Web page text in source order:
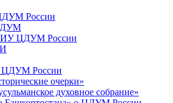
России
ЦДУМ России
ЦДУМ России
очерки»
духовное собрание»